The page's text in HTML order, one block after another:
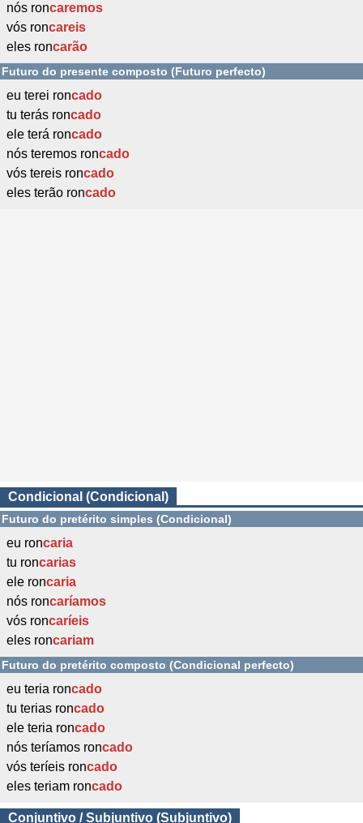
nós roncaremos
vós roncareis
eles roncarão
Futuro do presente composto (Futuro perfecto)
eu terei roncado
tu terás roncado
ele terá roncado
nós teremos roncado
vós tereis roncado
eles terão roncado
Condicional (Condicional)
Futuro do pretérito simples (Condicional)
eu roncaria
tu roncarias
ele roncaria
nós roncaríamos
vós roncaríeis
eles roncariam
Futuro do pretérito composto (Condicional perfecto)
eu teria roncado
tu terias roncado
ele teria roncado
nós teríamos roncado
vós teríeis roncado
eles teriam roncado
Conjuntivo / Subjuntivo (Subjuntivo)